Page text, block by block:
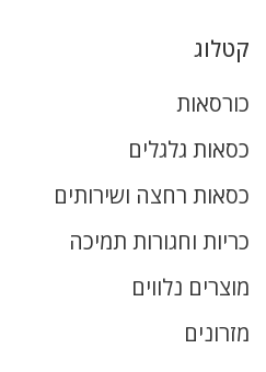
קטלוג
כורסאות
כסאות גלגלים
כסאות רחצה ושירותים
כריות וחגורות תמיכה
מוצרים נלווים
מזרונים